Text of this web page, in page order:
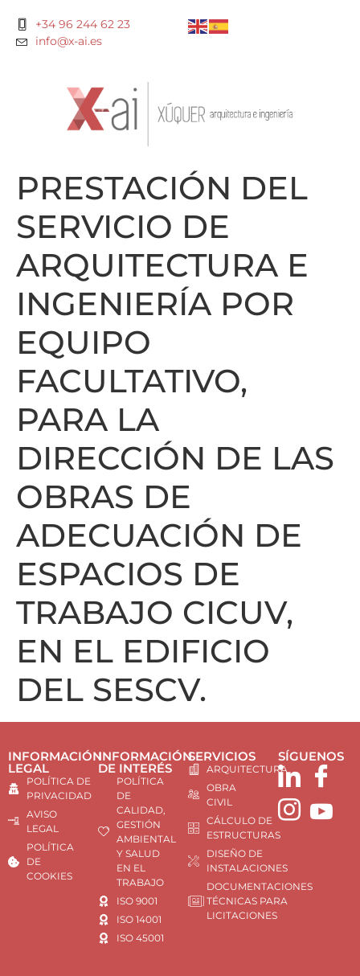
+34 96 244 62 23
info@x-ai.es
PRESTACIÓN DEL
SERVICIO DE
ARQUITECTURA E
INGENIERÍA POR
EQUIPO
FACULTATIVO,
PARA LA
DIRECCIÓN DE LAS
OBRAS DE
ADECUACIÓN DE
ESPACIOS DE
TRABAJO CICUV,
EN EL EDIFICIO
DEL SESCV.
INFORMACIÓN
LEGAL
POLÍTICA DE
PRIVACIDAD
AVISO
LEGAL
POLÍTICA
DE
COOKIES
INFORMACIÓN
DE INTERÉS
POLÍTICA
DE
CALIDAD,
GESTIÓN
AMBIENTAL
Y SALUD
EN EL
TRABAJO
ISO 9001
ISO 14001
ISO 45001
SERVICIOS
ARQUITECTURA
OBRA
CIVIL
CÁLCULO DE
ESTRUCTURAS
DISEÑO DE
INSTALACIONES
DOCUMENTACIONES
TÉCNICAS PARA
LICITACIONES
SÍGUENOS